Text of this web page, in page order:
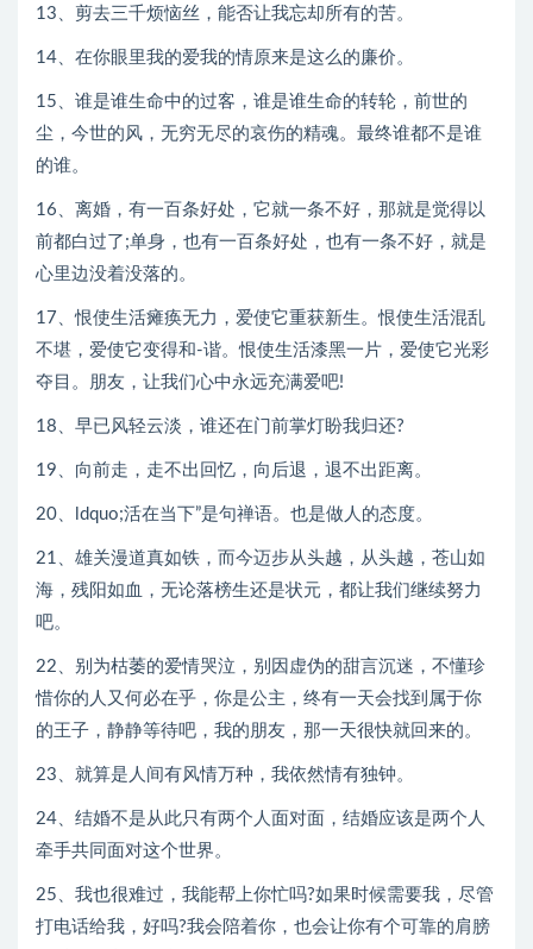
13、剪去三千烦恼丝，能否让我忘却所有的苦。
14、在你眼里我的爱我的情原来是这么的廉价。
15、谁是谁生命中的过客，谁是谁生命的转轮，前世的
尘，今世的风，无穷无尽的哀伤的精魂。最终谁都不是谁
的谁。
16、离婚，有一百条好处，它就一条不好，那就是觉得以
前都白过了;单身，也有一百条好处，也有一条不好，就是
心里边没着没落的。
17、恨使生活瘫痪无力，爱使它重获新生。恨使生活混乱
不堪，爱使它变得和-谐。恨使生活漆黑一片，爱使它光彩
夺目。朋友，让我们心中永远充满爱吧!
18、早已风轻云淡，谁还在门前掌灯盼我归还?
19、向前走，走不出回忆，向后退，退不出距离。
20、ldquo;活在当下”是句禅语。也是做人的态度。
21、雄关漫道真如铁，而今迈步从头越，从头越，苍山如
海，残阳如血，无论落榜生还是状元，都让我们继续努力
吧。
22、别为枯萎的爱情哭泣，别因虚伪的甜言沉迷，不懂珍
惜你的人又何必在乎，你是公主，终有一天会找到属于你
的王子，静静等待吧，我的朋友，那一天很快就回来的。
23、就算是人间有风情万种，我依然情有独钟。
24、结婚不是从此只有两个人面对面，结婚应该是两个人
牵手共同面对这个世界。
25、我也很难过，我能帮上你忙吗?如果时候需要我，尽管
打电话给我，好吗?我会陪着你，也会让你有个可靠的肩膀